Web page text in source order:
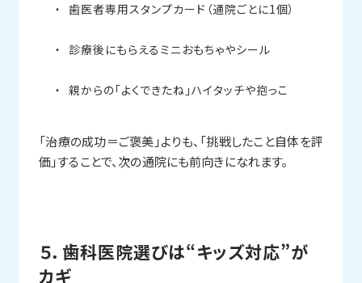
歯医者専用スタンプカード（通院ごとに1個）
診療後にもらえるミニおもちゃやシール
親からの「よくできたね」ハイタッチや抱っこ
「治療の成功＝ご褒美」よりも、「挑戦したこと自体を評
価」することで、次の通院にも前向きになれます。
５．歯科医院選びは“キッズ対応”が
カギ